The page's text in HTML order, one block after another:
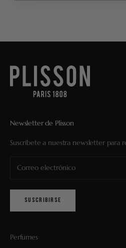
Newsletter de Plisson
Suscríbete a nuestra newsletter para
SUSCRIBIRSE
Perfumes